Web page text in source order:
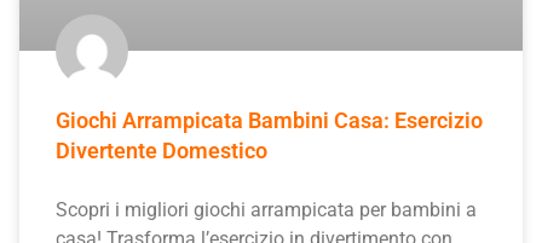
Giochi Arrampicata Bambini Casa: Esercizio
Divertente Domestico
Scopri i migliori giochi arrampicata per bambini a